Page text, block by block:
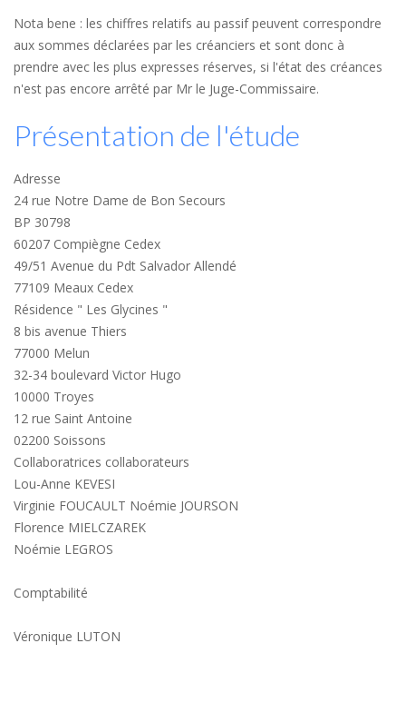
Nota bene : les chiffres relatifs au passif peuvent correspondre
aux sommes déclarées par les créanciers et sont donc à
prendre avec les plus expresses réserves, si l'état des créances
n'est pas encore arrêté par Mr le Juge-Commissaire.
Présentation de l'étude
Adresse
24 rue Notre Dame de Bon Secours
BP 30798
60207 Compiègne Cedex
49/51 Avenue du Pdt Salvador Allendé
77109 Meaux Cedex
Résidence " Les Glycines "
8 bis avenue Thiers
77000 Melun
32-34 boulevard Victor Hugo
10000 Troyes
12 rue Saint Antoine
02200 Soissons
Collaboratrices collaborateurs
Lou-Anne KEVESI
Virginie FOUCAULT Noémie JOURSON
Florence MIELCZAREK
Noémie LEGROS
Comptabilité
Véronique LUTON